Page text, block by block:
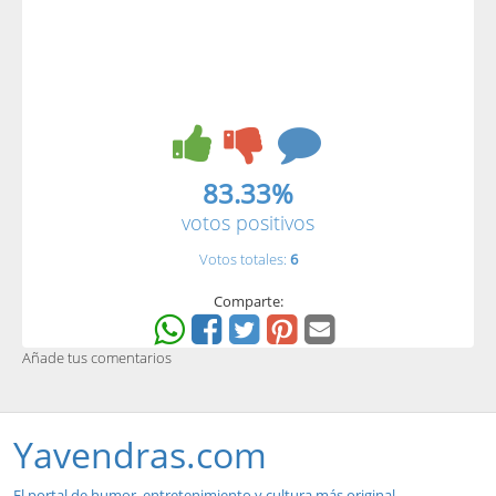
83.33%
votos positivos
Votos totales: 6
Comparte:
Añade tus comentarios
Yavendras.com